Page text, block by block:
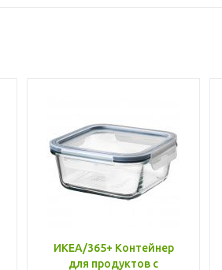
ИКЕА/365+ Контейнер
для продуктов с